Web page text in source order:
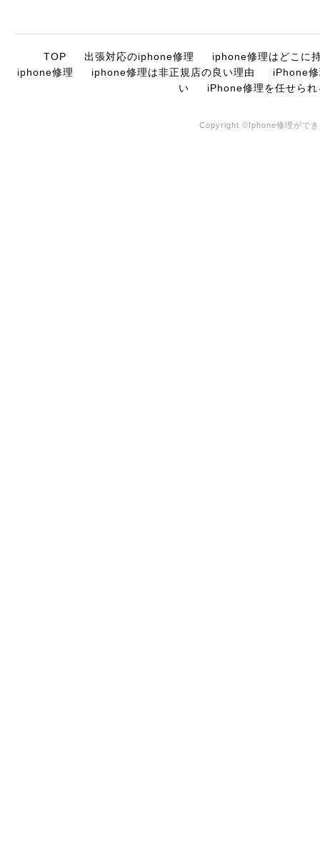
TOP 出張対応のiphone修理
iphone修理はどこに
iphone修理
iphone修理は非正規店の良い理由
iPhone
い
iPhone修理を任せら
Copyright ©Iphone修理がで